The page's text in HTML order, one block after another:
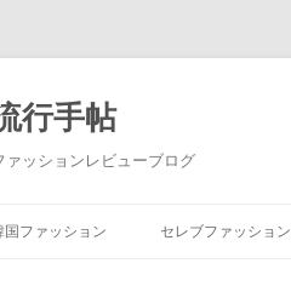
行手帖
ァッションレビューブログ
国ファッション セレブファッション